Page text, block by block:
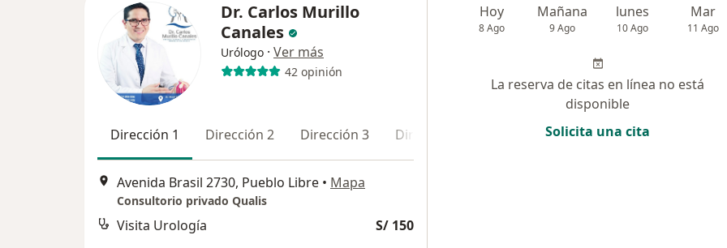
Dr. Carlos Murillo
Canales
Urólogo · Ver más
42 opinión
Dirección 1 Dirección 2 Dirección 3 Dirección 4 Online
Avenida Brasil 2730, Pueblo Libre • Mapa
Consultorio privado Qualis
Visita Urología S/ 150
Hoy
8 Ago
Mañana
9 Ago
lunes
10 Ago
Mar
11 Ago
La reserva de citas en línea no está
disponible
Solicita una cita